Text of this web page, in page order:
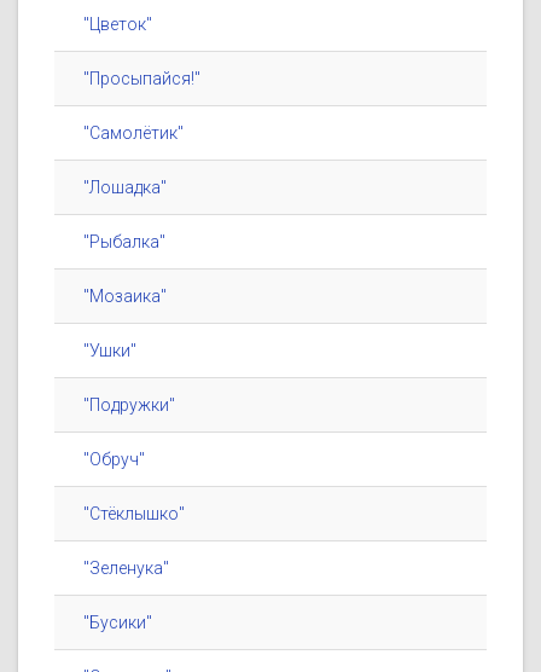
"Цветок"
"Просыпайся!"
"Самолётик"
"Лошадка"
"Рыбалка"
"Мозаика"
"Ушки"
"Подружки"
"Обруч"
"Стёклышко"
"Зеленука"
"Бусики"